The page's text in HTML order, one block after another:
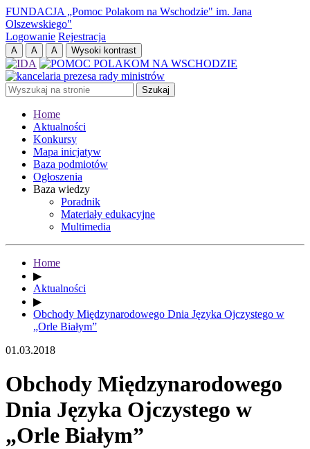
FUNDACJA „Pomoc Polakom na Wschodzie" im. Jana
Olszewskiego"
Logowanie Rejestracja
Home
Aktualności
Konkursy
Mapa inicjatyw
Baza podmiotów
Ogłoszenia
Baza wiedzy
Poradnik
Materiały edukacyjne
Multimedia
Home
▶
Aktualności
▶
Obchody Międzynarodowego Dnia Języka Ojczystego w
„Orle Białym”
01.03.2018
Obchody Międzynarodowego
Dnia Języka Ojczystego w
„Orle Białym”